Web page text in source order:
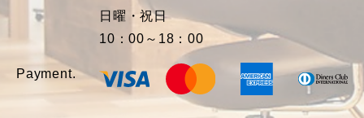
日曜・祝日
10：00～18：00
Payment.